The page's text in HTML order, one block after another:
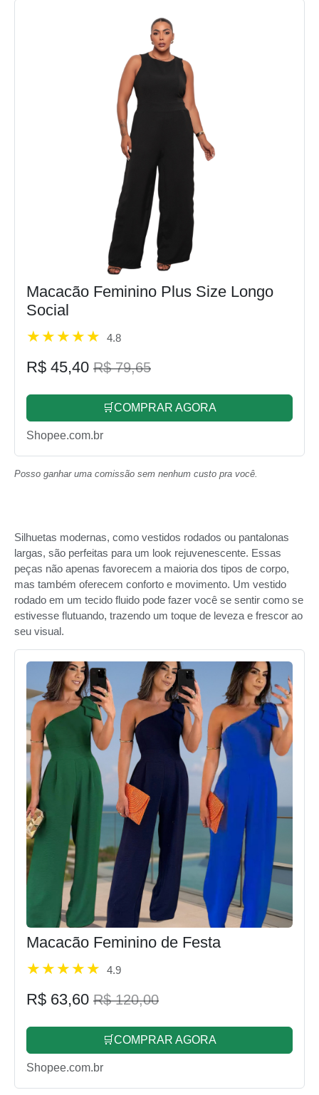
Macacão Feminino Plus Size Longo
Social
4.8
R$ 45,40 R$ 79,65
🛒COMPRAR AGORA
Shopee.com.br
Posso ganhar uma comissão sem nenhum custo pra você.
Silhuetas modernas, como vestidos rodados ou pantalonas
largas, são perfeitas para um look rejuvenescente. Essas
peças não apenas favorecem a maioria dos tipos de corpo,
mas também oferecem conforto e movimento. Um vestido
rodado em um tecido fluido pode fazer você se sentir como se
estivesse flutuando, trazendo um toque de leveza e frescor ao
seu visual.
Macacão Feminino de Festa
4.9
R$ 63,60 R$ 120,00
🛒COMPRAR AGORA
Shopee.com.br